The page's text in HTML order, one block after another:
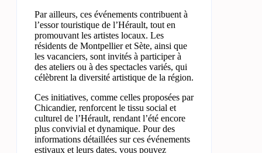
Par ailleurs, ces événements contribuent à
l’essor touristique de l’Hérault, tout en
promouvant les artistes locaux. Les
résidents de Montpellier et Sète, ainsi que
les vacanciers, sont invités à participer à
des ateliers ou à des spectacles variés, qui
célèbrent la diversité artistique de la région.
Ces initiatives, comme celles proposées par
Chicandier, renforcent le tissu social et
culturel de l’Hérault, rendant l’été encore
plus convivial et dynamique. Pour des
informations détaillées sur ces événements
estivaux et leurs dates, vous pouvez